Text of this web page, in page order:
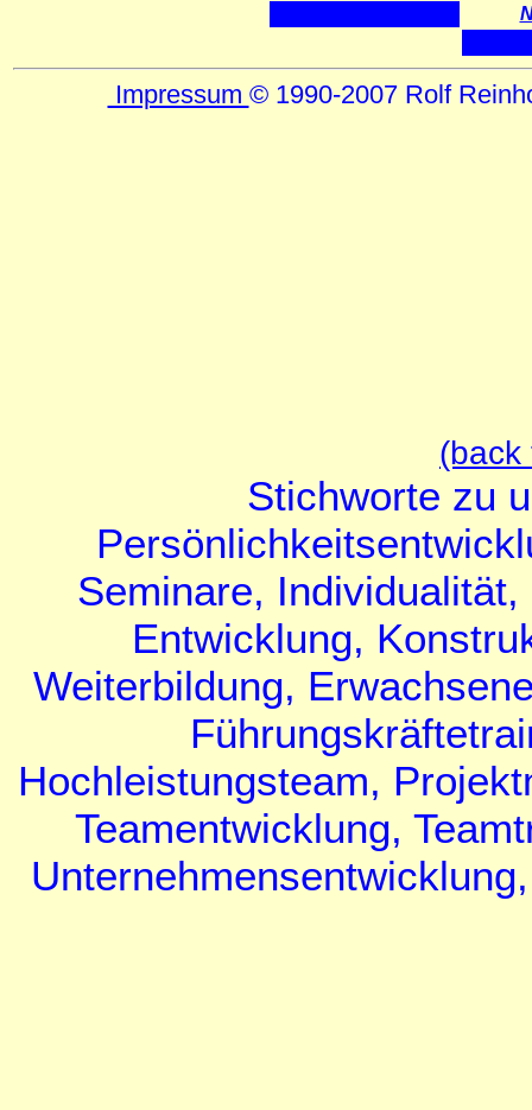
Impressum © 1990-2007 Rolf
(back
Stichworte zu
Seminare,
Entwicklung,
Weiterbildung,
Hochleistungsteam,
Teamentwicklung,